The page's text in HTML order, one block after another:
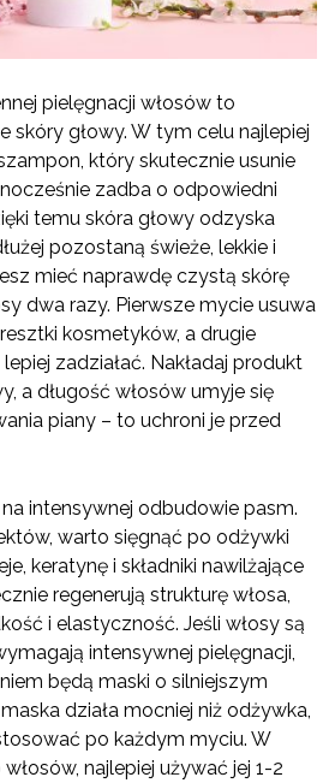
pielęgnacji włosów to
skóry głowy. W tym celu najlepiej
który skutecznie usunie
zadba o odpowiedni
temu skóra głowy odzyska
pozostaną świeże, lekkie i
mieć naprawdę czystą skórę
dwa razy. Pierwsze mycie usuwa
kosmetyków, a drugie
zadziałać. Nakładaj produkt
a długość włosów umyje się
piany – to uchroni je przed
intensywnej odbudowie pasm.
warto sięgnąć po odżywki
keratynę i składniki nawilżające
regenerują strukturę włosa,
i elastyczność. Jeśli włosy są
intensywnej pielęgnacji,
będą maski o silniejszym
działa mocniej niż odżywka,
po każdym myciu. W
najlepiej używać jej 1-2